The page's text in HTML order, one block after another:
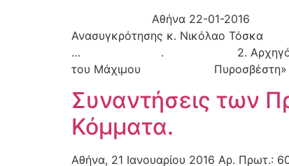
Αθήνα 22-01-2016
Ανασυγκρότησης κ. Νικόλαο
… . 2. Αρχηγό Πυροσβεστικού
του Μάχιμου
Συναντήσεις των
Κόμματα.
Αθήνα, 21 Ιανουαρίου 2016 Αρ. Πρωτ.: